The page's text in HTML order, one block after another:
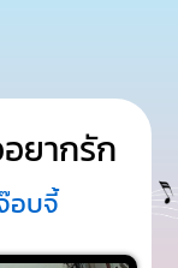
ยากรัก
อบจี้